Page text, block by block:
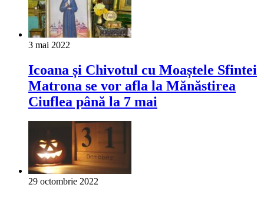
3 mai 2022
Icoana și Chivotul cu Moaștele Sfintei
Matrona se vor afla la Mănăstirea
Ciuflea până la 7 mai
29 octombrie 2022